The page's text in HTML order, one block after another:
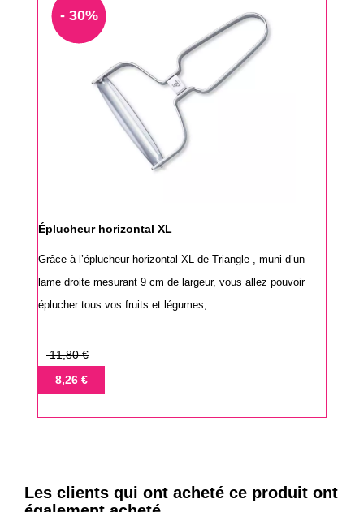
- 30%
Éplucheur horizontal XL
Grâce à l’éplucheur horizontal XL de Triangle , muni d’un
lame droite mesurant 9 cm de largeur, vous allez pouvoir
éplucher tous vos fruits et légumes,...
Prix
11,80 €
Prix8,26 €
Les clients qui ont acheté ce produit ont